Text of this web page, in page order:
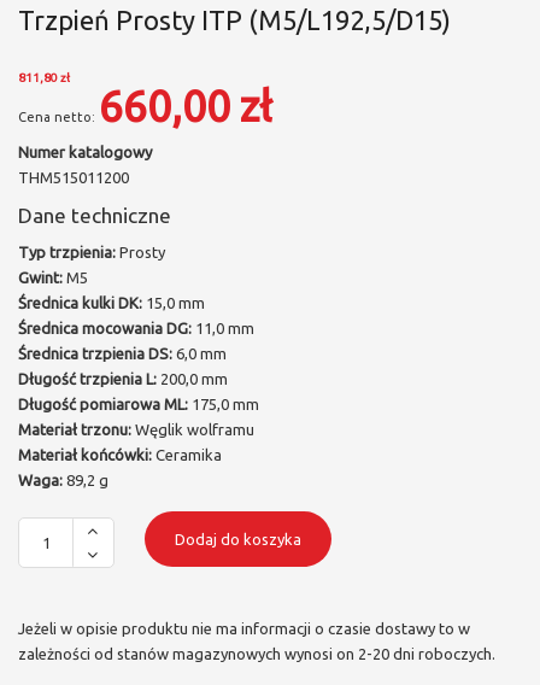
Trzpień Prosty ITP (M5/L192,5/D15)
811,80 zł
660,00 zł
Numer katalogowy
THM515011200
Dane techniczne
Typ trzpienia: Prosty
Gwint: M5
Średnica kulki DK: 15,0 mm
Średnica mocowania DG: 11,0 mm
Średnica trzpienia DS: 6,0 mm
Długość trzpienia L: 200,0 mm
Długość pomiarowa ML: 175,0 mm
Materiał trzonu: Węglik wolframu
Materiał końcówki: Ceramika
Waga: 89,2 g
Dodaj do koszyka
Jeżeli w opisie produktu nie ma informacji o czasie dostawy to w
zależności od stanów magazynowych wynosi on 2-20 dni roboczych.